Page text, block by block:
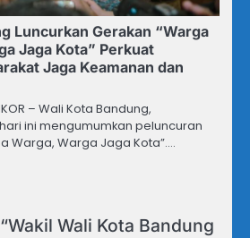
Luncurkan Gerakan “Warga
Jaga Kota” Perkuat
Jaga Keamanan dan
– Wali Kota Bandung,
ini mengumumkan peluncuran
Warga, Warga Jaga Kota”.…
Wakil Wali Kota Bandung